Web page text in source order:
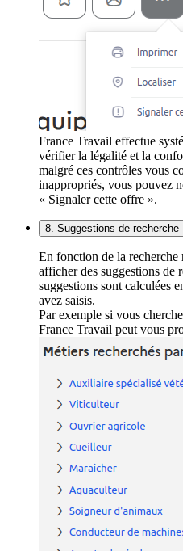
France Travail effectue
vérifier la légalité et la
malgré ces contrôles vous
inappropriés, vous pouvez
« Signaler cette offre ».
8. Suggestions de recherche
En fonction de la recherche
afficher des suggestions de
suggestions sont calculées
avez saisis.
Par exemple si vous
France Travail peut vous